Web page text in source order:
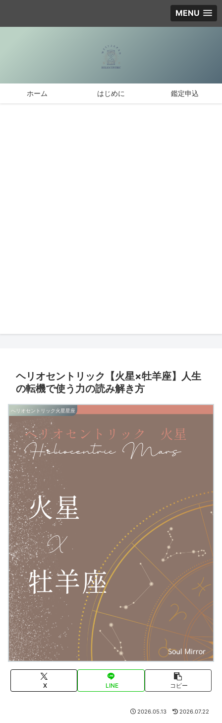
MENU
ホーム はじめに 鑑定申込
ヘリオセントリック【火星×牡羊座】人生
の転機で使う力の読み解き方
へリオセントリック火星星座
X LINE コピー
2026.05.13 2026.07.22